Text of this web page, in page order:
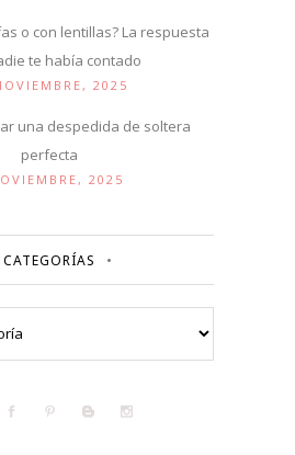
o con lentillas? La respuesta
te había contado
2025
una despedida de soltera
perfecta
2025
CATEGORÍAS